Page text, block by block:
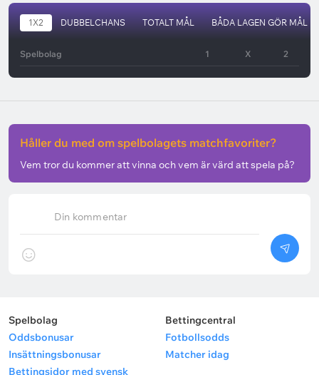
1X2 DUBBELCHANS TOTALT MÅL BÅDA LAGEN GÖR MÅL
Spelbolag 1 X 2
Din kommentar
Håller du med om spelbolagets matchfavoriter?
Vem tror du kommer att vinna och vem är värd att spela på?
Spelbolag
Oddsbonusar
Insättningsbonusar
Bettingsidor med svensk
Bettingcentral
Fotbollsodds
Matcher idag